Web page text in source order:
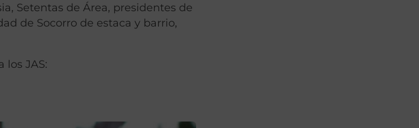
Setentas de Área, presidentes de
de Socorro de estaca y barrio,
los JAS: